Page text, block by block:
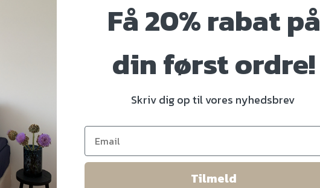
Få 20% rabat på
din først ordre!
Skriv dig op til vores nyhedsbrev
Tilmeld